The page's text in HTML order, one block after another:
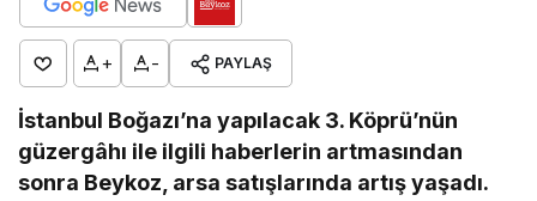
+ - PAYLAŞ
İstanbul Boğazı’na yapılacak 3. Köprü’nün
güzergâhı ile ilgili haberlerin artmasından
sonra Beykoz, arsa satışlarında artış yaşadı.